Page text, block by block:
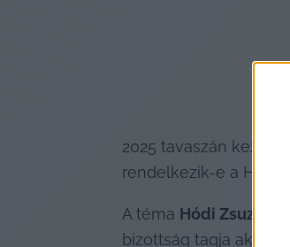
2025 tavaszán
rendelkezik-e a Hírös
A téma Hódi Zsuzsanna
bizottság tagja akkor